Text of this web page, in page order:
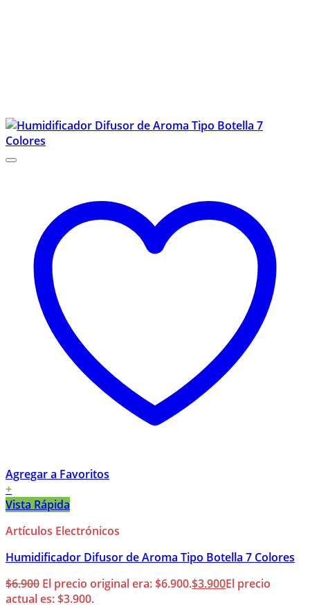
Agregar a Favoritos
+
Vista Rápida
Artículos Electrónicos
Humidificador Difusor de Aroma Tipo Botella 7 Colores
$6.900 El precio original era: $6.900.$3.900El precio
actual es: $3.900.